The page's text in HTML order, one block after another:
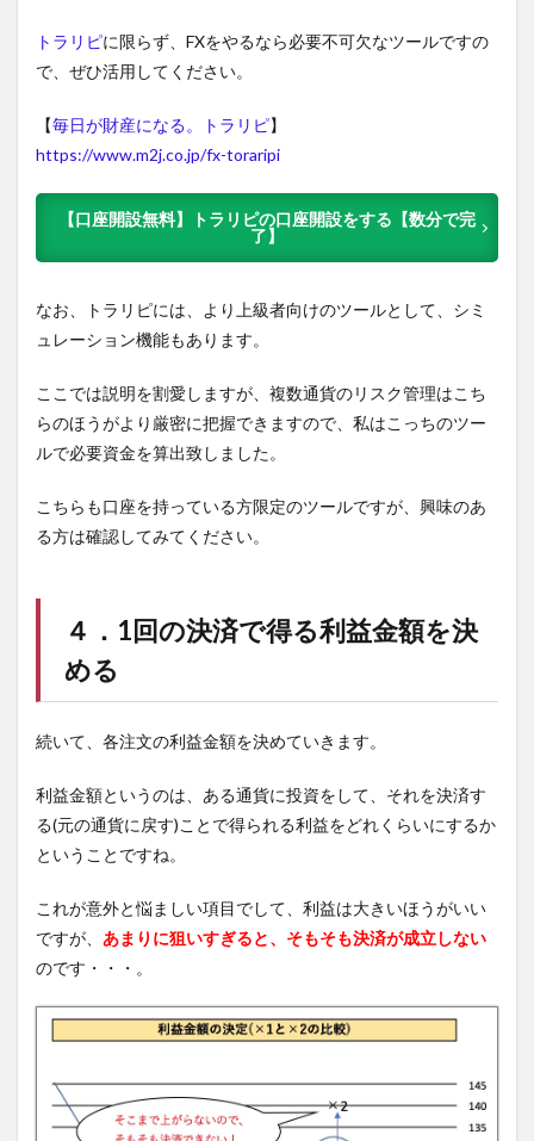
トラリピに限らず、FXをやるなら必要不可欠なツールですの
で、ぜひ活用してください。
【毎日が財産になる。トラリピ】
https://www.m2j.co.jp/fx-toraripi
【口座開設無料】トラリピの口座開設をする【数分で完
了】
なお、トラリピには、より上級者向けのツールとして、シミ
ュレーション機能もあります。
ここでは説明を割愛しますが、複数通貨のリスク管理はこち
らのほうがより厳密に把握できますので、私はこっちのツー
ルで必要資金を算出致しました。
こちらも口座を持っている方限定のツールですが、興味のあ
る方は確認してみてください。
４．1回の決済で得る利益金額を決
める
続いて、各注文の利益金額を決めていきます。
利益金額というのは、ある通貨に投資をして、それを決済す
る(元の通貨に戻す)ことで得られる利益をどれくらいにするか
ということですね。
これが意外と悩ましい項目でして、利益は大きいほうがいい
ですが、 あまりに狙いすぎると、そもそも決済が成立しない
のです・・・。